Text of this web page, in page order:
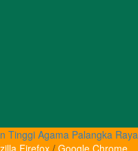
Tinggi Agama Palangka Raya
Firefox/ Google Chrome